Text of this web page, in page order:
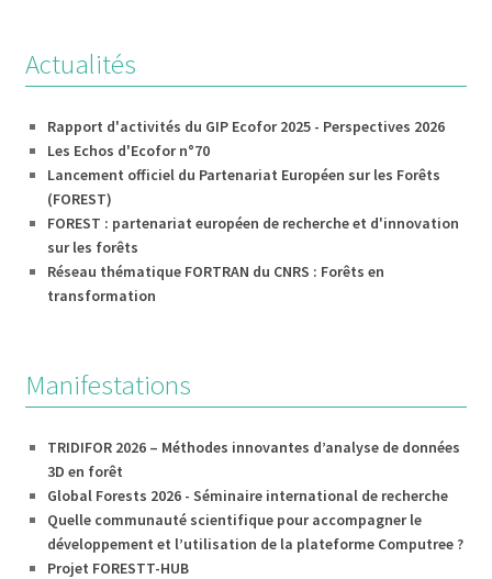
Actualités
Rapport d'activités du GIP Ecofor 2025 - Perspectives 2026
Les Echos d'Ecofor n°70
Lancement officiel du Partenariat Européen sur les Forêts
(FOREST)
FOREST : partenariat européen de recherche et d'innovation
sur les forêts
Réseau thématique FORTRAN du CNRS : Forêts en
transformation
Manifestations
TRIDIFOR 2026 – Méthodes innovantes d’analyse de données
3D en forêt
Global Forests 2026 - Séminaire international de recherche
Quelle communauté scientifique pour accompagner le
développement et l’utilisation de la plateforme Computree ?
Projet FORESTT-HUB